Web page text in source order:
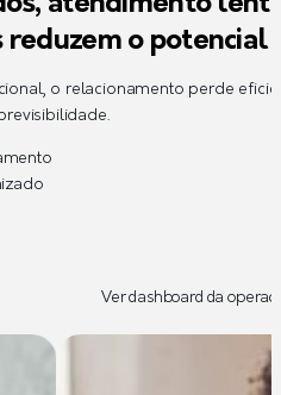
reduzem o potencial
o relacionamento perde
Ver dashboard da